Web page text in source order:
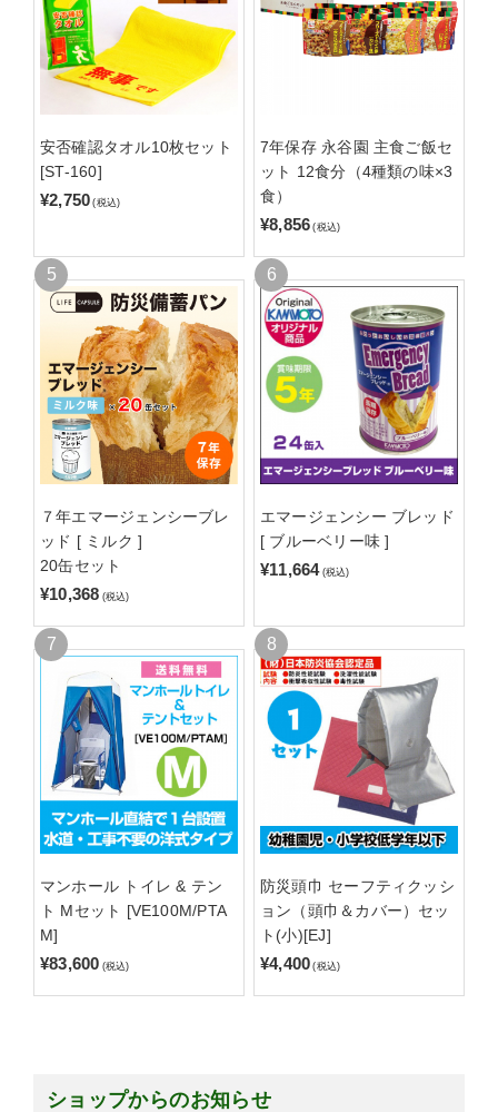
安否確認タオル10枚セット
[ST-160]
¥2,750 (税込)
7年保存 永谷園 主食ご飯セ
ット 12食分（4種類の味×3
食）
¥8,856 (税込)
７年エマージェンシーブレ
ッド [ ミルク ]
20缶セット
¥10,368 (税込)
エマージェンシー ブレッド
[ ブルーベリー味 ]
¥11,664 (税込)
マンホール トイレ & テン
ト Mセット [VE100M/PTA
M]
¥83,600 (税込)
防災頭巾 セーフティクッシ
ョン（頭巾＆カバー）セッ
ト(小)[EJ]
¥4,400 (税込)
ショップからのお知らせ